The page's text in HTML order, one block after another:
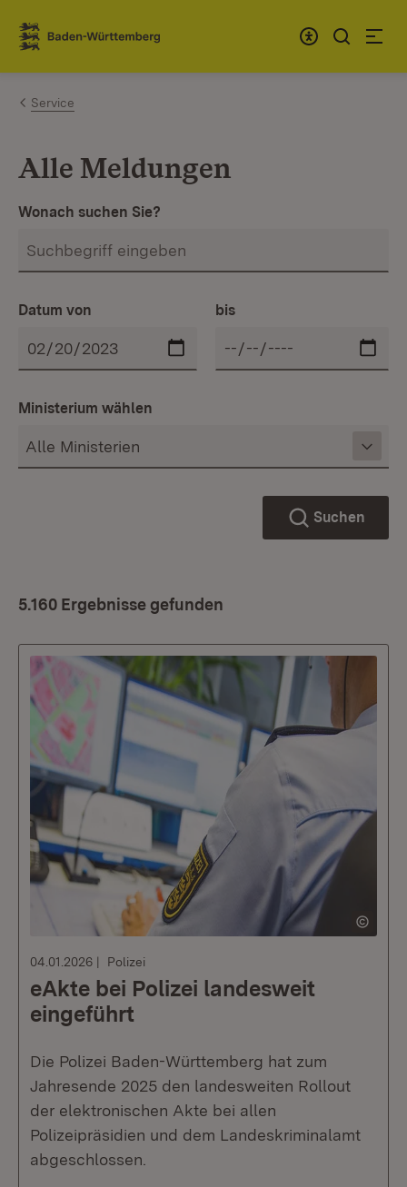
Zum Inhalt springen
Link zur Startseite
Service
Alle Meldungen
Wonach suchen Sie?
Datum von bis
Ministerium wählen
Suchen
5.160 Ergebnisse gefunden
04.01.2026 Polizei
eAkte bei Polizei landesweit
eingeführt
Die Polizei Baden-Württemberg hat zum
Jahresende 2025 den landesweiten Rollout
der elektronischen Akte bei allen
Polizeipräsidien und dem Landeskriminalamt
abgeschlossen.